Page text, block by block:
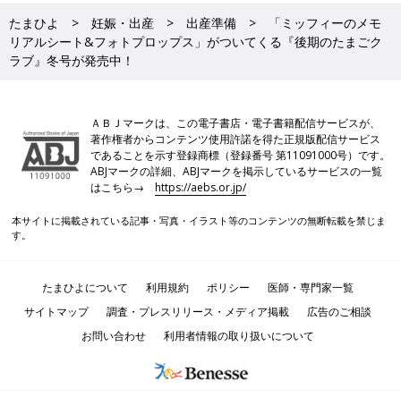
たまひよ 妊娠・出産 出産準備
「ミッフィーのメモ
リアルシート&フォトプロップス」がついてくる『後期のたまごク
ラブ』冬号が発売中！
ＡＢＪマークは、この電子書店・電子書籍配信サービスが、
著作権者からコンテンツ使用許諾を得た正規版配信サービス
であることを示す登録商標（登録番号 第11091000号）です。
ABJマークの詳細、ABJマークを掲示しているサービスの一覧
はこちら→https://aebs.or.jp/
本サイトに掲載されている記事・写真・イラスト等のコンテンツの無断転載を禁じま
す。
たまひよについて 利用規約 ポリシー
医師・専門家一覧
サイトマップ
調査・プレスリリース・メディア掲載
広告のご相談
お問い合わせ
利用者情報の取り扱いについて